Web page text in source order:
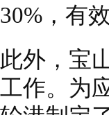
30%，有
此外，宝
工作。为